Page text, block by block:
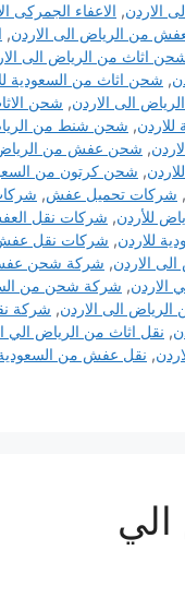
الاردن, الاعفاء الجمركى
من الرياض الى الاردن,
اثاث من الرياض الى
, شحن اثاث من السعودية
الى الاردن, شحن
, شحن شنط من
, شحن عفش من الرياض
, شحن كرتون من
, شركات تحميل عفش,
للأردن, شركات نقل
للاردن, شركات نقل عفش
الاردن, شركة شحن عفش
الاردن, شركة شحن من
الى الاردن, شركة
, نقل اثاث من الرياض الي
, نقل عفش من السعودية